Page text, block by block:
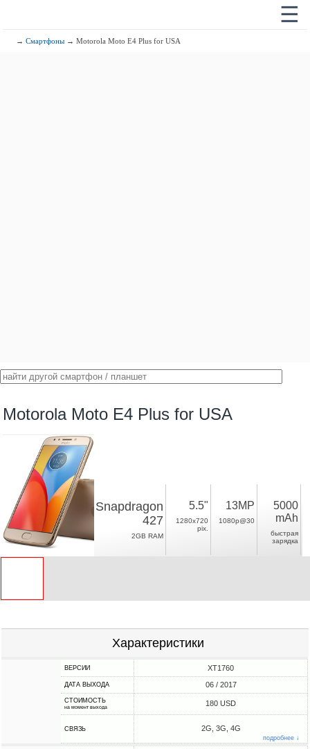
☰
→Смартфоны → Motorola Moto E4 Plus for USA
Motorola Moto E4 Plus for USA
Snapdragon
427
2GB RAM
5.5"
1280x720
pix.
13MP
1080p@30
5000
mAh
быстрая
зарядка
Характеристики
ВЕРСИИ XT1760
ДАТА ВЫХОДА 06 / 2017
СТОИМОСТЬ
на момент выхода 180 USD
СВЯЗЬ 2G, 3G, 4G
подробнее ↓